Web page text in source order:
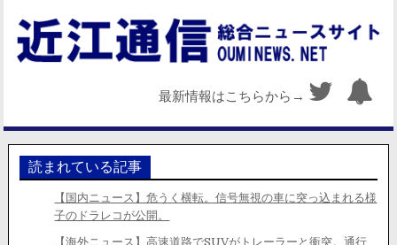
最新情報はこちらから→
読まれている記事
【国内ニュース】危うく横転。信号無視の車に突っ込まれる様
子のドラレコが公開。
【海外ニュース】高速道路でSUVがトレーラーと衝突。通行